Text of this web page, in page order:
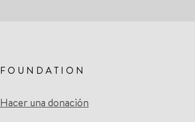
FOUNDATION
Hacer una donación